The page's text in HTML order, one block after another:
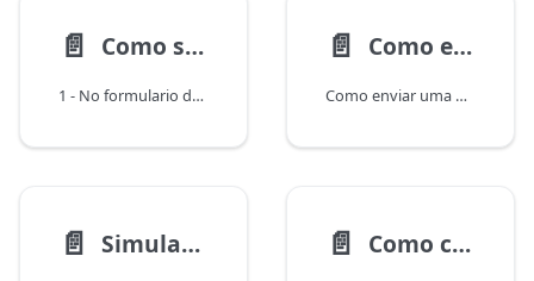
📄️ Como selecionar uma conta na criação de uma cobrança
1 - No formulario de criação da cobrança vá até o step Destino do Pagamento
📄️ Como enviar uma mensagem de cobrança via WhatsApp?
Como enviar uma mensagem via API oficial de WhatsApp para uma cobrança manualmente?
📄️ Simulador de desconto 📄️ Como criar uma cobrança com informações adicionais?